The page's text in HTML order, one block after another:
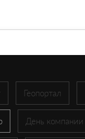
Геопортал
День компании